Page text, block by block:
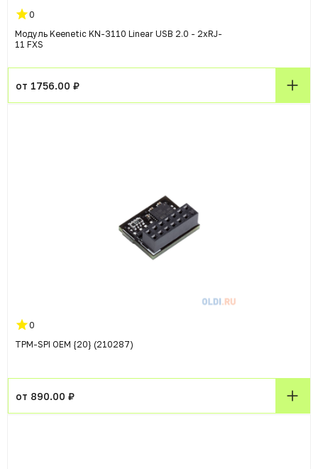
0
Модуль Keenetic KN-3110 Linear USB 2.0 - 2xRJ-
11 FXS
от 1756.00 ₽
0
TPM-SPI OEM {20} (210287)
от 890.00 ₽